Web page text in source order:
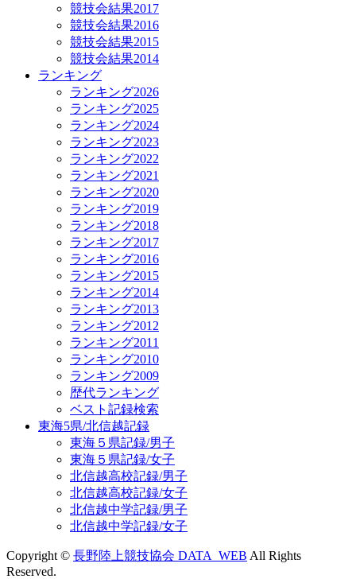
競技会結果2017
競技会結果2016
競技会結果2015
競技会結果2014
ランキング
ランキング2026
ランキング2025
ランキング2024
ランキング2023
ランキング2022
ランキング2021
ランキング2020
ランキング2019
ランキング2018
ランキング2017
ランキング2016
ランキング2015
ランキング2014
ランキング2013
ランキング2012
ランキング2011
ランキング2010
ランキング2009
歴代ランキング
ベスト記録検索
東海5県/北信越記録
東海５県記録/男子
東海５県記録/女子
北信越高校記録/男子
北信越高校記録/女子
北信越中学記録/男子
北信越中学記録/女子
Copyright © 長野陸上競技協会 DATA_WEB All Rights
Reserved.